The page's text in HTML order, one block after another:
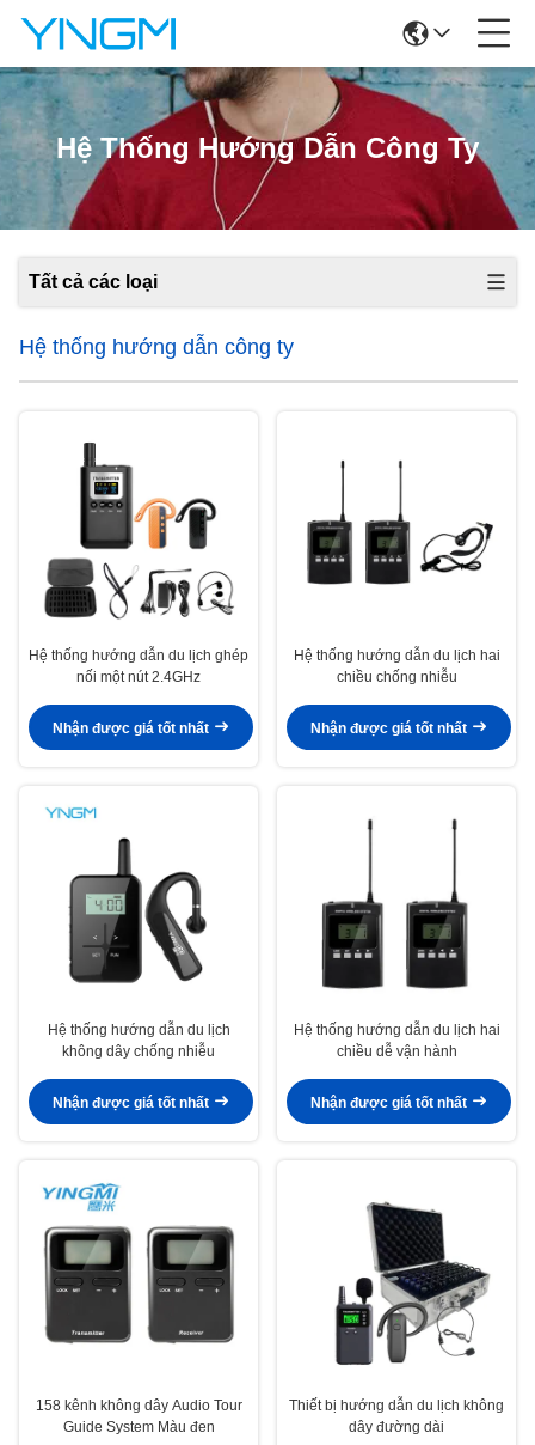
Hệ Thống Hướng Dẫn Công Ty
Tất cả các loại
Hệ thống hướng dẫn công ty
Hệ thống hướng dẫn du lịch ghép
nối một nút 2.4GHz
Nhận được giá tốt nhất
Hệ thống hướng dẫn du lịch hai
chiều chống nhiễu
Nhận được giá tốt nhất
Hệ thống hướng dẫn du lịch
không dây chống nhiễu
Nhận được giá tốt nhất
Hệ thống hướng dẫn du lịch hai
chiều dễ vận hành
Nhận được giá tốt nhất
158 kênh không dây Audio Tour
Guide System Màu đen
Thiết bị hướng dẫn du lịch không
dây đường dài